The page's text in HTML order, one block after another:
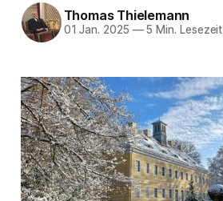
Thomas Thielemann
01 Jan. 2025 —5 Min. Lesezeit